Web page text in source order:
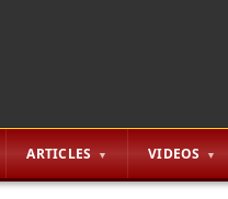
ARTICLES VIDEOS